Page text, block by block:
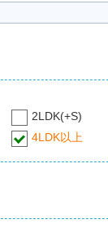
2LDK(+S)
4LDK以上